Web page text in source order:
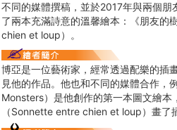
不同的媒體撰稿，並於2017年與兩個
了兩本充滿詩意的溫馨繪本：《朋友
chien et loup）。
博亞是一位藝術家，經常透過配樂的插
見他的作品。他也和不同的媒體合作
Monsters）是他創作的第一本圖文繪
（Sonnette entre chien et loup）畫了